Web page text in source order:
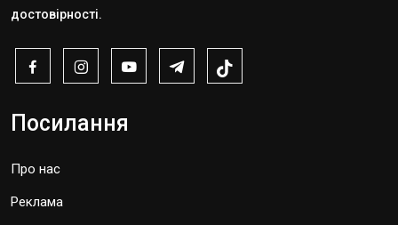
достовірності.
Посилання
Про нас
Реклама